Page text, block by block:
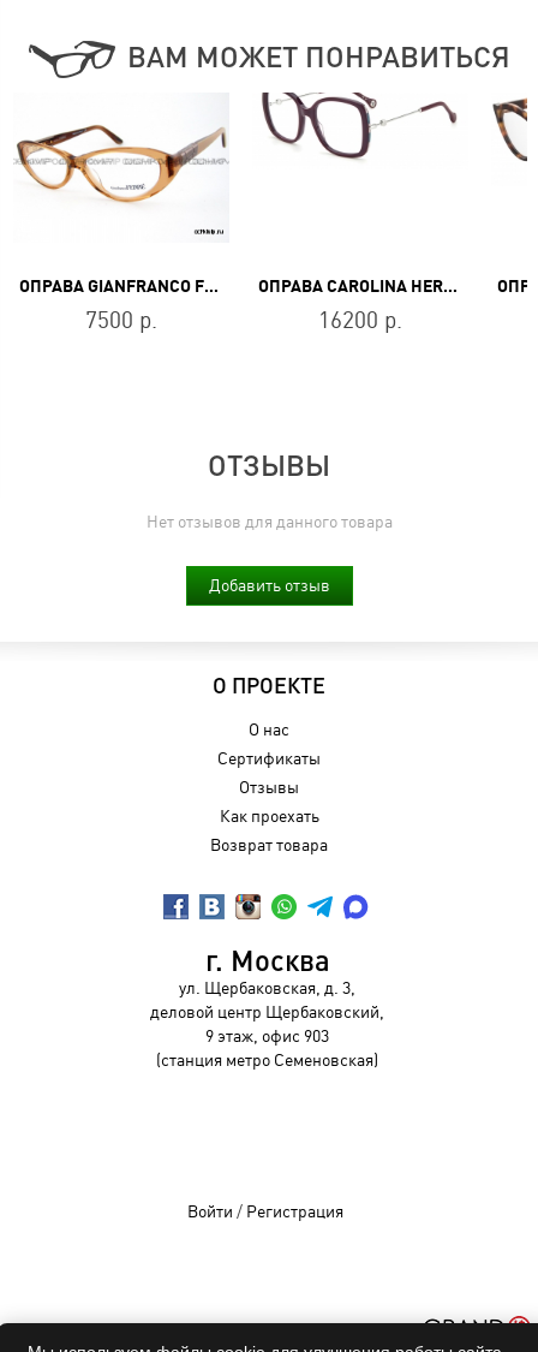
ВАМ МОЖЕТ ПОНРАВИТЬСЯ
ОПРАВА GIANFRANCO FERRE FG 002 03
7500 р.
ОПРАВА CAROLINA HERRERA CH 0022 0B2
16200 р.
ОТЗЫВЫ
Нет отзывов для данного товара
Добавить отзыв
О ПРОЕКТЕ
О нас
Сертификаты
Отзывы
Как проехать
Возврат товара
г. Москва
ул. Щербаковская, д. 3,
деловой центр Щербаковский,
9 этаж, офис 903
(станция метро Семеновская)
Войти / Регистрация
OCHKIVIP 2009-2026©